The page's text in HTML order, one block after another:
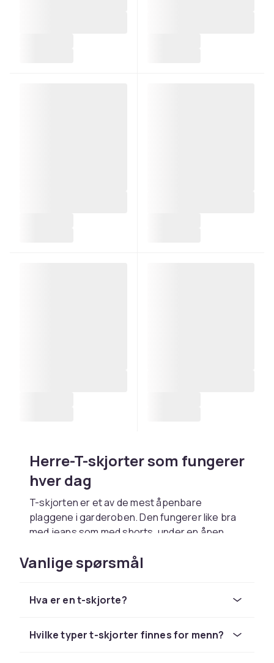
Herre-T-skjorter som fungerer
hver dag
T-skjorten er et av de mest åpenbare
plaggene i garderoben. Den fungerer like bra
med jeans som med shorts, under en åpen
avslappet, men gjennomtenkt. Enten du leter
etter en klassisk ensfarget modell eller en T-
det alternativer som passer både til stil og
Ensfargede basisplagg og T-
Vanlige spørsmål
Hva er en t-skjorte?
Hvilke typer t-skjorter finnes for menn?